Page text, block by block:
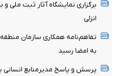
برگزاری نمایشگاه آثار ثبت ملی
انزلی
تفاهم‌نامه همکاری سازمان
به امضا رسید
پرسش و پاسخ مدیرمنابع